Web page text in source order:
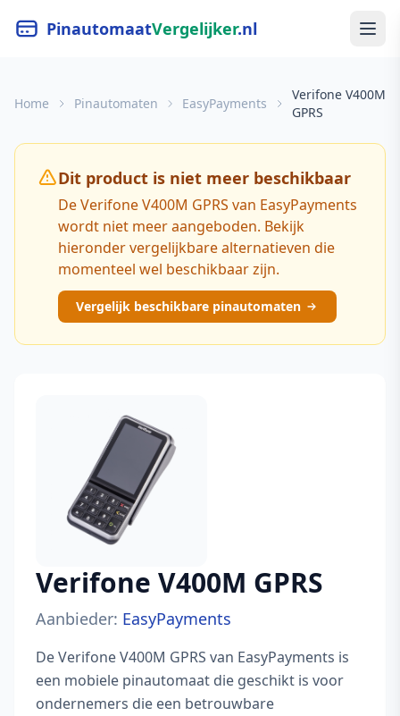
PinautomaatVergelijker.nl
Home Pinautomaten EasyPayments
Verifone V400M
GPRS
Dit product is niet meer beschikbaar
De Verifone V400M GPRS van EasyPayments
wordt niet meer aangeboden. Bekijk
hieronder vergelijkbare alternatieven die
momenteel wel beschikbaar zijn.
Vergelijk beschikbare pinautomaten
Verifone V400M GPRS
Aanbieder: EasyPayments
De Verifone V400M GPRS van EasyPayments is
een mobiele pinautomaat die geschikt is voor
ondernemers die een betrouwbare